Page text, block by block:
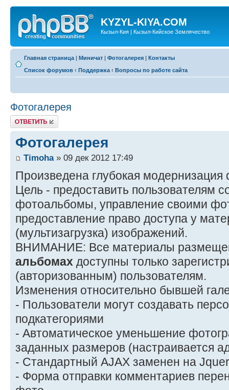
KYZYL-KIYA.COM
Кызыл-Кия | Кызыл-Кийское Землячество
Главная страница | Миничат | Фотогалерея | Контакты
Список форумов ‹ Поддержка ‹ Вопросы по работе сайта
Фотогалерея
Ответить
Фотогалерея
Timoha» 09 дек 2012 17:49
Произведена глубокая модернизация
Цель - предоставить пользователям
фотоальбомы, управление своими
предоставление право доступа у
(мультизагрузка) изображений.
ВНИМАНИЕ: Все материалы
альбомах доступны только
(авторизованным) пользователям.
Изменения относительно бывшей
- Пользователи могут создавать
подкатегориями
- Автоматическое уменьшение
заданных размеров (настраивается
- Стандартный AJAX заменен на
- Форма отправки комментариев